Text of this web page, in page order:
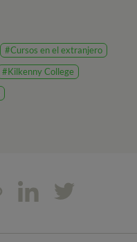
#Cursos en el extranjero
#Kilkenny College